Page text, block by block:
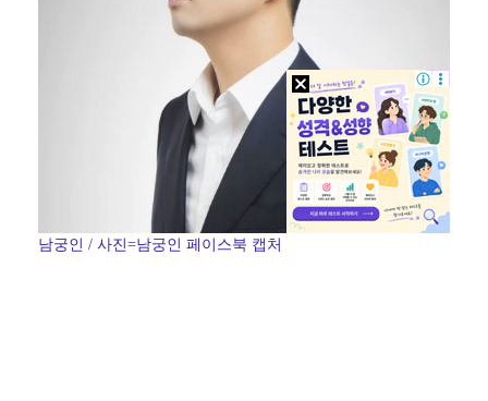
남궁인 / 사진=남궁인 페이스북 캡처